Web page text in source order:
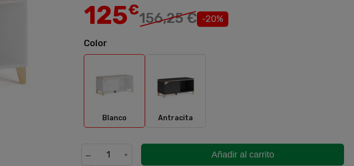
125€
156,25 € -20%
Color
Blanco Antracita
Añadir al carrito